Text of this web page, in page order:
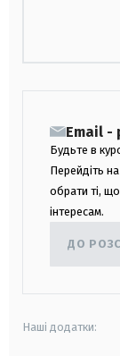
Email -
Будьте в
Перейдіть
обрати ті,
інтересам.
ДО
Наші додатки: